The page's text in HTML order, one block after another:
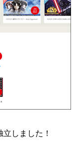
しました！